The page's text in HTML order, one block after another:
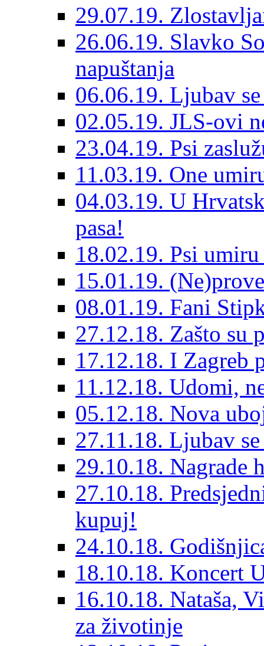
29.07.19.
26.06.19. Slavko
napuštanja
06.06.19. Ljubav
02.05.19. JLS-ovi
23.04.19. Psi
11.03.19. One
04.03.19. U
pasa!
18.02.19. Psi
15.01.19.
08.01.19. Fani
27.12.18. Zašto su
17.12.18. I Zagreb
11.12.18. Udomi,
05.12.18. Nova
27.11.18. Ljubav
29.10.18. Nagrade
27.10.18.
kupuj!
24.10.18.
18.10.18. Koncert
16.10.18. Nataša,
za životinje